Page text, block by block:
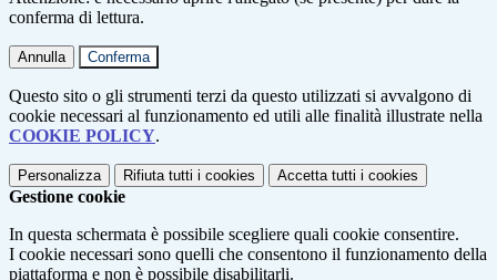
conferma di lettura.
Annulla Conferma
Questo sito o gli strumenti terzi da questo utilizzati si avvalgono di
cookie necessari al funzionamento ed utili alle finalità illustrate nella
COOKIE POLICY.
Personalizza Rifiuta tutti i cookies Accetta tutti i cookies
Gestione cookie
In questa schermata è possibile scegliere quali cookie consentire.
I cookie necessari sono quelli che consentono il funzionamento della
piattaforma e non è possibile disabilitarli.